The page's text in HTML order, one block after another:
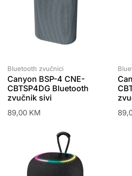
Bluetooth zvučnici
Canyon BSP-4 CNE-
CBTSP4DG Bluetooth
zvučnik sivi
89,00 KM